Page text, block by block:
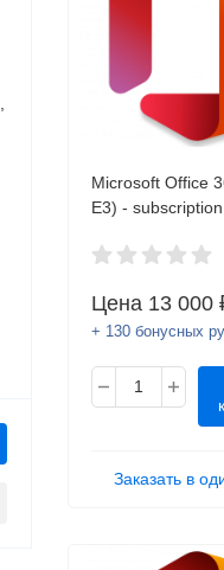
Microsoft Office
E3) -
00021 OVL ESD
Цена 13 000
+ 130 бонусных
Заказать в